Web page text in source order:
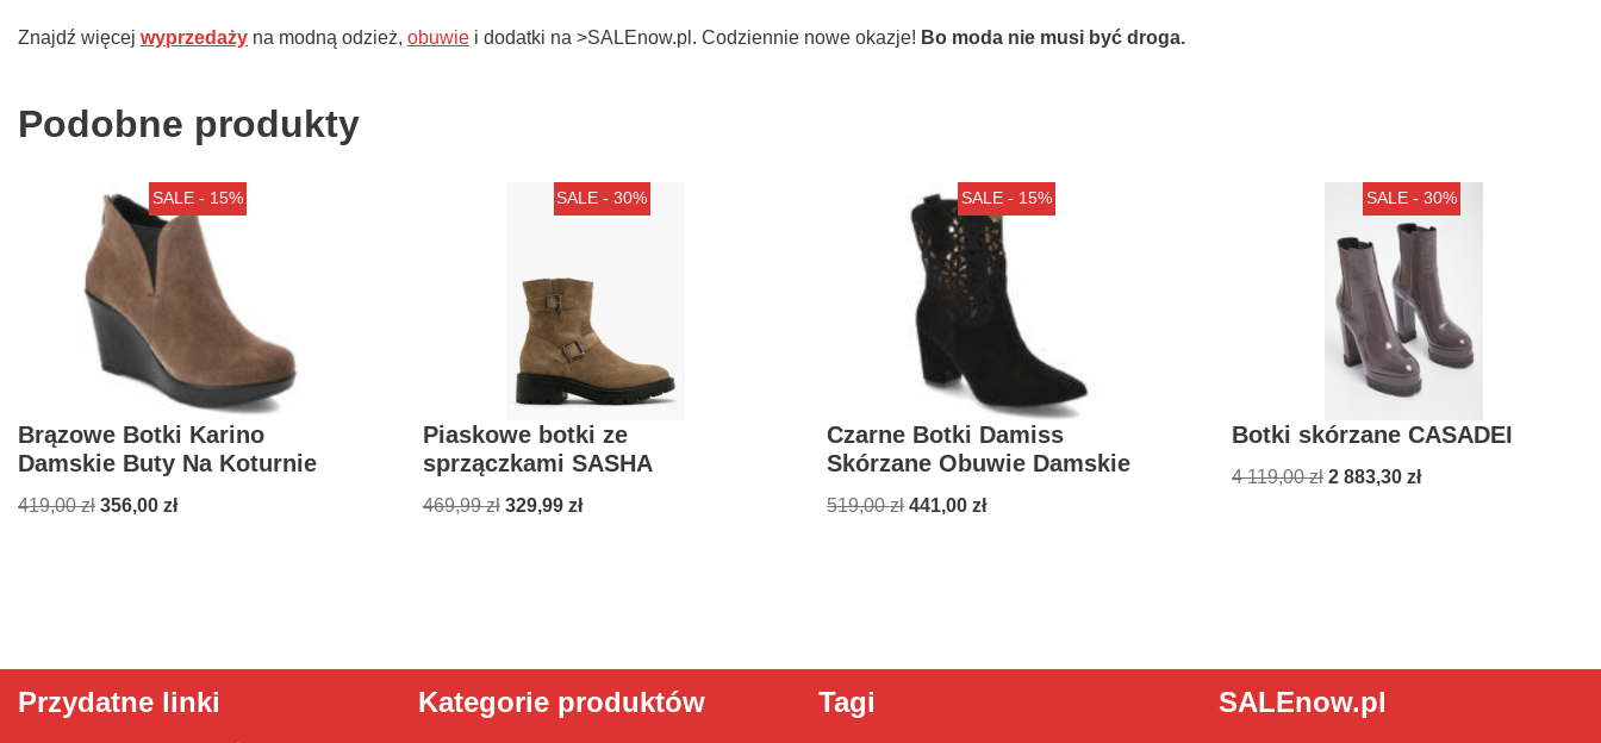
Znajdź więcej wyprzedaży na modną odzież, obuwie i dodatki na >SALEnow.pl. Codziennie nowe okazje! Bo moda nie musi być droga.
Podobne produkty
SALE - 15%
Brązowe Botki Karino
Damskie Buty Na Koturnie
419,00zł 356,00 zł
SALE - 30%
Piaskowe botki ze
sprzączkami SASHA
469,99zł 329,99 zł
SALE - 15%
Czarne Botki Damiss
Skórzane Obuwie Damskie
519,00zł 441,00zł
SALE - 30%
Botki skórzane CASADEI
4 119,00zł 2 883,30 zł
Przydatne linki Kategorie produktów Tagi SALEnow.pl